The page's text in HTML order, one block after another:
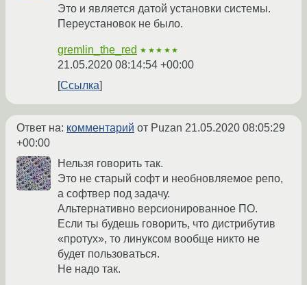
Это и является датой установки системы.
Переустановок не было.
gremlin_the_red ★★★★★
21.05.2020 08:14:54 +00:00
Ссылка
Ответ на: комментарий от Puzan 21.05.2020 08:05:29
+00:00
Нельзя говорить так.
Это не старый софт и необновляемое репо,
а софтвер под задачу.
Альтернативно версионированное ПО.
Если ты будешь говорить, что дистрибутив
«протух», то линуксом вообще никто не
будет пользоваться.
Не надо так.